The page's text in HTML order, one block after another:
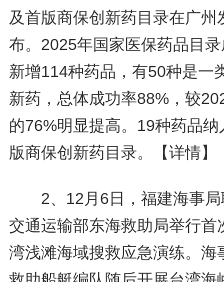
及首版商保创新药目录在广州
布。2025年国家医保药品目
新增114种药品，有50种是一
新药，总体成功率88%，较
的76%明显提高。19种药品纳
版商保创新药目录。
【详情】
2、12月6日，福建海事局
交通运输部东海救助局举行首
湾浅滩海域搜救应急演练。海